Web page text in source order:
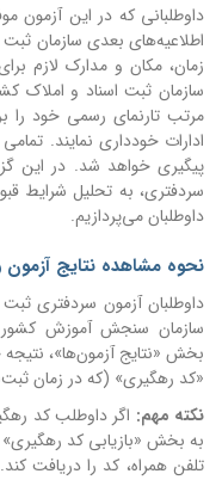
داوطلبانی که در این آزمون
اطلاعیه‌های بعدی سازمان ثبت
زمان، مکان و مدارک لازم
سازمان ثبت اسناد و املاک
مرتب تارنمای رسمی خود را
ادارات خودداری نمایند.
پیگیری خواهد شد. در این
سردفتری، به تحلیل شرایط
داوطلبان می‌پردازیم.
نحوه مشاهده نتایج
داوطلبان آزمون سردفتری
بخش «نتایج آزمون‌ها»،
«کد رهگیری» (که در زمان
نکته مهم: اگر داوطلب کد
به بخش «بازیابی کد
تلفن همراه، کد را دریافت